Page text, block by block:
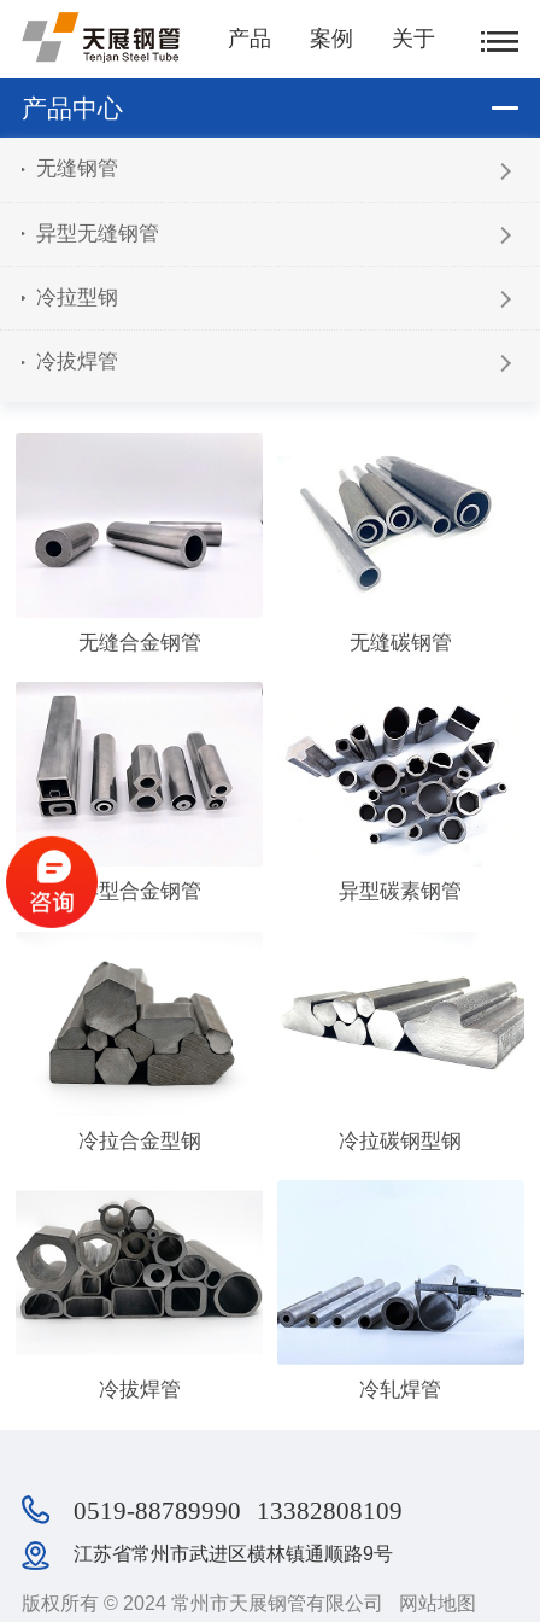
产品 案例 关于
产品中心
无缝钢管
异型无缝钢管
冷拉型钢
冷拔焊管
无缝合金钢管 无缝碳钢管
异型合金钢管 异型碳素钢管
冷拉合金型钢 冷拉碳钢型钢
冷拔焊管 冷轧焊管
0519-88789990 13382808109
江苏省常州市武进区横林镇通顺路9号
版权所有 © 2024 常州市天展钢管有限公司 网站地图